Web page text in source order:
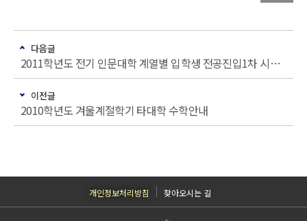
다음글
2011학년도 전기 인문대학 계열별 입학생 전공진입1차 시행계획 및 안내문
이전글
2010학년도 겨울계절학기 타대학 수학안내
개인정보처리방침 찾아오시는 길